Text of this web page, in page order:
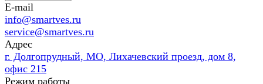
E-mail
info@smartves.ru
service@smartves.ru
Адрес
г. Долгопрудный, МО, Лихачевский проезд, дом 8,
офис 215
Режим работы